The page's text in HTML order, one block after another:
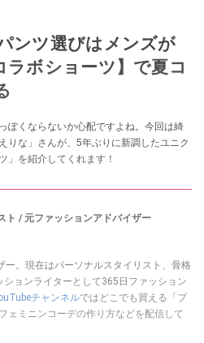
ンツ選びはメンズが
ラボショーツ】で夏コ
ぽくならないか心配ですよね。今回は綺
りな」さんが、5年ぶりに新調したユニク
」を紹介してくれます！
ト / 元ファッションアドバイザー
ー。現在はパーソナルスタイリスト、骨格
ョンライターとして365日ファッション
チャンネルではどこでも買える「プ
ェミニンコーデの作り方などを配信して